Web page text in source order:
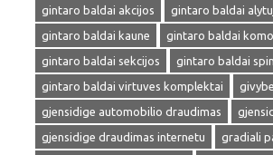
gintaro baldai akcijos
gintaro baldai
gintaro baldai kaune
gintaro baldai
gintaro baldai sekcijos
gintaro baldai
gintaro baldai virtuves komplektai
gjensidige automobilio draudimas
gjensidige draudimas internetu
gradiali